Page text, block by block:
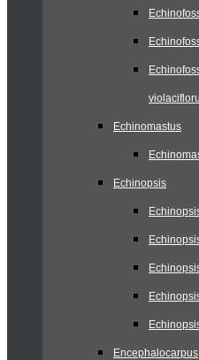
Echinomastus
Echinopsis
Encephalocarpus